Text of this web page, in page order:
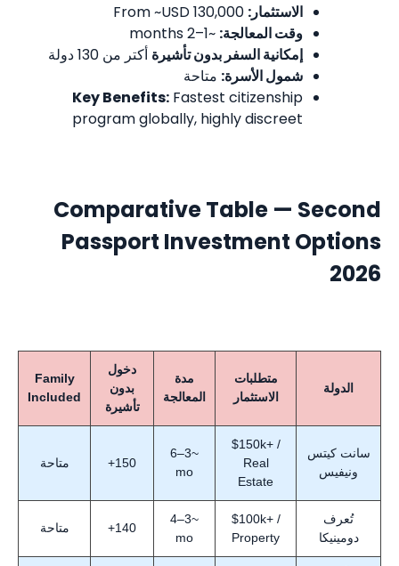
الاستثمار:
وقت المعالجة: ~1–2 months
إمكانية السفر بدون تأشيرة أكتر من 130 دولة
شمول الأسرة: متاحة
Key Benefits: Fastest citizenship
program globally, highly discreet
Comparative Table — Second
Passport Investment Options
2026
الدولة
متطلبات
الاستثمار
مدة
المعالجة
دخول
بدون
تأشيرة
Family
Included
سانت كيتس
ونيفيس
$150k+ /
Real
Estate
~3–6
mo
150+ متاحة
تُعرف
دومينيكا
$100k+ /
Property
~3–4
mo
140+ متاحة